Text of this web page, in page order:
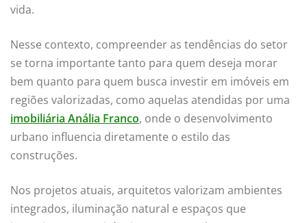
vida.
Nesse contexto, compreender as tendências do setor
se torna importante tanto para quem deseja morar
bem quanto para quem busca investir em imóveis em
regiões valorizadas, como aquelas atendidas por uma
imobiliária Anália Franco, onde o desenvolvimento
urbano influencia diretamente o estilo das
construções.
Nos projetos atuais, arquitetos valorizam ambientes
integrados, iluminação natural e espaços que